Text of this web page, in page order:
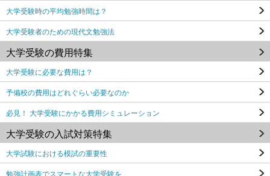
大学受験時の平均勉強時間は？
大学受験者のための現代文勉強法
大学受験の費用特集
大学受験に必要な費用は？
予備校の費用はどれぐらい必要なのか
必見！ 大学受験にかかる費用シミュレーション
大学受験の入試対策特集
大学試験における模試の重要性
勉強計画表でスマートな大学受験を